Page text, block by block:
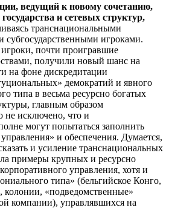
ведущий к новому сочетанию,
и сетевых структур,
транснациональными
субгосударственными игроками.
почти проигравшие
получили новый шанс на
на фоне дискредитации
демократий и явного
типа в весьма ресурсно богатых
главным образом
не исключено, что и
могут попытаться заполнить
и обеспечения. Думается,
и усиление транснациональных
примеры крупных и ресурсно
управления, хотя и
типа» (бельгийское Конго,
«подведомственные»
компании), управлявшихся на